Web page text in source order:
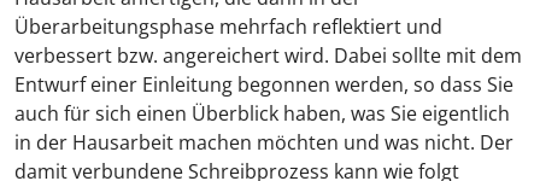
Überarbeitungsphase mehrfach reflektiert und
verbessert bzw. angereichert wird. Dabei sollte mit dem
Entwurf einer Einleitung begonnen werden, so dass Sie
auch für sich einen Überblick haben, was Sie eigentlich
in der Hausarbeit machen möchten und was nicht. Der
damit verbundene Schreibprozess kann wie folgt